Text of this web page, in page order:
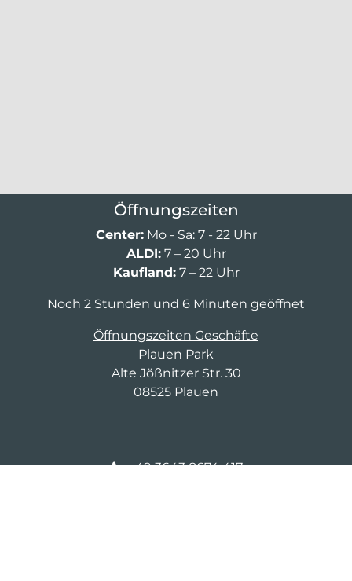
Öffnungszeiten
Center:Mo - Sa: 7 - 22 Uhr
ALDI:7 – 20 Uhr
Kaufland:7 – 22 Uhr
Noch 2 Stunden und 6 Minuten geöffnet
Öffnungszeiten Geschäfte
Plauen Park
Alte Jößnitzer Str. 30
08525 Plauen
+49 3643 8674 417